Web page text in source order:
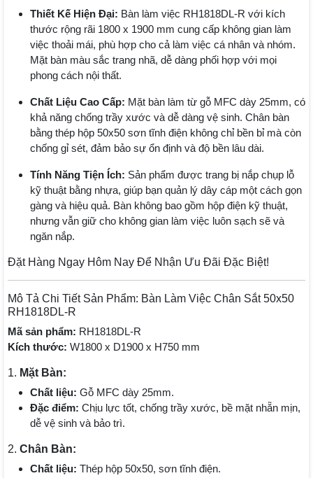
Thiết Kế Hiện Đại: Bàn làm việc RH1818DL-R với kích
thước rộng rãi 1800 x 1900 mm cung cấp không gian làm
việc thoải mái, phù hợp cho cả làm việc cá nhân và nhóm.
Mặt bàn màu sắc trang nhã, dễ dàng phối hợp với mọi
phong cách nội thất.
Chất Liệu Cao Cấp: Mặt bàn làm từ gỗ MFC dày 25mm, có
khả năng chống trầy xước và dễ dàng vệ sinh. Chân bàn
bằng thép hộp 50x50 sơn tĩnh điện không chỉ bền bỉ mà còn
chống gỉ sét, đảm bảo sự ổn định và độ bền lâu dài.
Tính Năng Tiện Ích: Sản phẩm được trang bị nắp chụp lỗ
kỹ thuật bằng nhựa, giúp bạn quản lý dây cáp một cách gọn
gàng và hiệu quả. Bàn không bao gồm hộp điện kỹ thuật,
nhưng vẫn giữ cho không gian làm việc luôn sạch sẽ và
ngăn nắp.
Đặt Hàng Ngay Hôm Nay Để Nhận Ưu Đãi Đặc Biệt!
Mô Tả Chi Tiết Sản Phẩm: Bàn Làm Việc Chân Sắt 50x50
RH1818DL-R
Mã sản phẩm: RH1818DL-R
Kích thước: W1800 x D1900 x H750 mm
1. Mặt Bàn:
Chất liệu: Gỗ MFC dày 25mm.
Đặc điểm: Chịu lực tốt, chống trầy xước, bề mặt nhẵn mịn,
dễ vệ sinh và bảo trì.
2. Chân Bàn:
Chất liệu: Thép hộp 50x50, sơn tĩnh điện.